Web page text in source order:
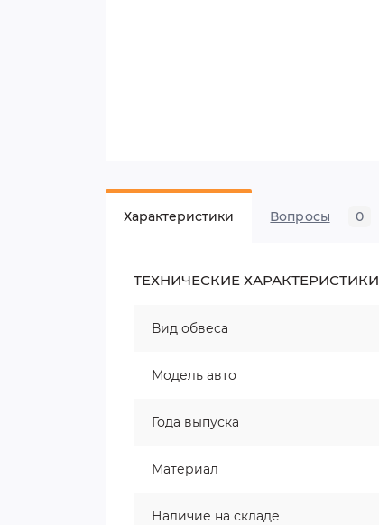
Характеристики Вопросы 0
ТЕХНИЧЕСКИЕ ХАРАКТЕРИСТИКИ
Вид обвеса
Модель авто
Года выпуска
Материал
Наличие на складе